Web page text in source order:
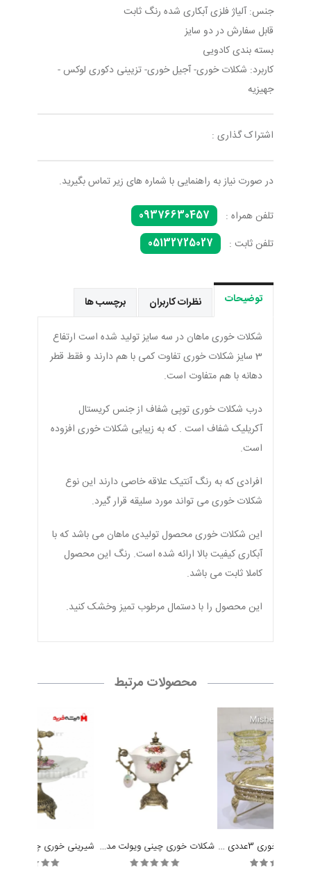
جنس: آلیاژ فلزی آبکاری شده رنگ ثابت
قابل سفارش در دو سایز
بسته بندی کادویی
کاربرد: شکلات خوری- آجیل خوری- تزیینی دکوری لوکس -
جهیزیه
اشتراک گذاری :
در صورت نیاز به راهنمایی با شماره های زیر تماس بگیرید.
تلفن همراه :
09376630457
تلفن ثابت :
05132725027
توضیحات نظرات کاربران برچسب ها
شکلات خوری ماهان در سه سایز تولید شده است ارتفاع
3 سایز شکلات خوری تفاوت کمی با هم دارند و فقط قطر
دهانه با هم متفاوت است.
درب شکلات خوری توپی شفاف از جنس کریستال
آکریلیک شفاف است . که به زیبایی شکلات خوری افزوده
است.
افرادی که به رنگ آنتیک علاقه خاصی دارند این نوع
شکلات خوری می تواند مورد سلیقه قرار گیرد.
این شکلات خوری محصول تولیدی ماهان می باشد که با
آبکاری کیفیت بالا ارائه شده است. رنگ این محصول
کاملا ثابت می باشد.
این محصول را با دستمال مرطوب تمیز وخشک کنید.
محصولات مرتبط
سرویس سوفله خوری 3عددی دیانا کد G01 شکلات خوری چینی ویولت مدل راشل